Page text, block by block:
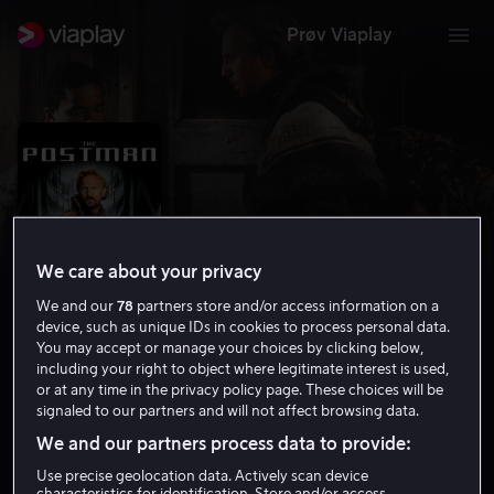
Prøv Viaplay
The Postman
We care about your privacy
We and our78 partners store and/or access information on a
device, such as unique IDs in cookies to process personal data.
You may accept or manage your choices by clicking below,
including your right to object where legitimate interest is used,
or at any time in the privacy policy page. These choices will be
signaled to our partners and will not affect browsing data.
We and our partners process data to provide:
Use precise geolocation data. Actively scan device